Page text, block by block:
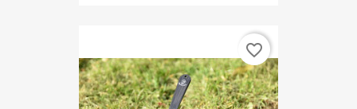
favorite_border